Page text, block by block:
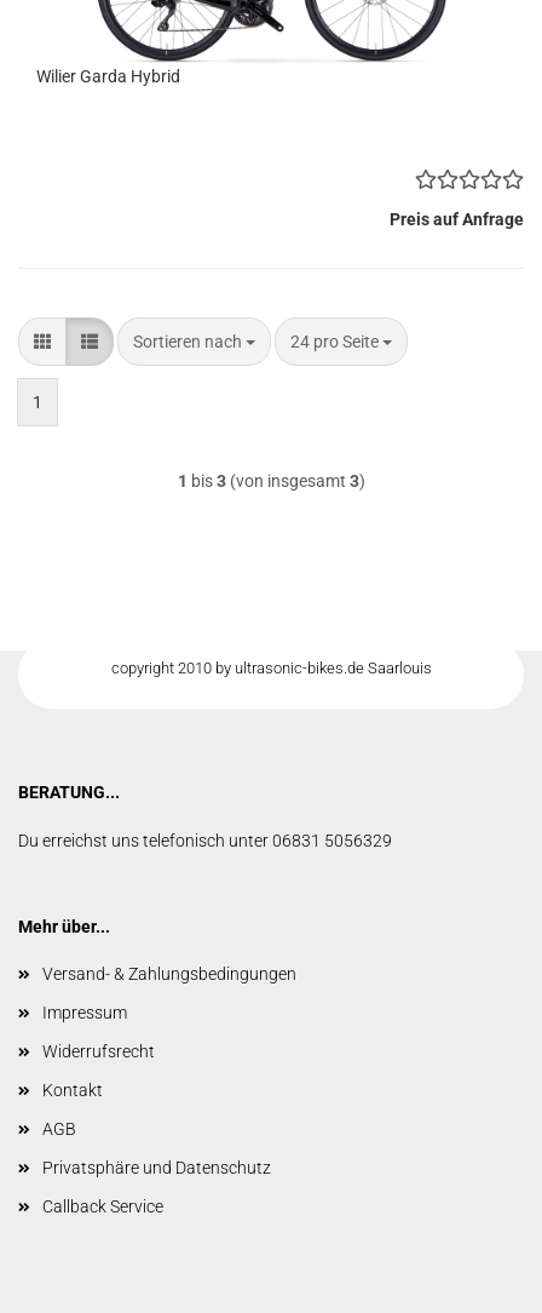
Wilier Garda Hybrid
Preis auf Anfrage
Sortieren nach
Sortieren nach 24 pro Seite
pro Seite
1
1 bis3(von insgesamt 3)
copyright 2010 by ultrasonic-bikes.de Saarlouis
BERATUNG...
Du erreichst uns telefonisch unter 06831 5056329
Mehr über...
Versand- & Zahlungsbedingungen
Impressum
Widerrufsrecht
Kontakt
AGB
Privatsphäre und Datenschutz
Callback Service